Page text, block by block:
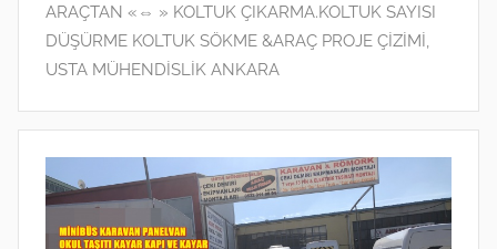
i
h
i
d
e
g
ARAÇTAN «⇔ » KOLTUK ÇIKARMA.KOLTUK SAYISI
DÜŞÜRME KOLTUK SÖKME &ARAÇ PROJE ÇİZİMİ,
USTA MÜHENDİSLİK ANKARA